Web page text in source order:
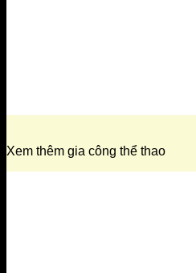
Xem thêm gia công thể thao